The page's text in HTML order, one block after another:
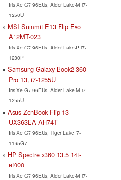
Iris Xe G7 96EUs, Alder Lake-M i7-
1250U
MSI Summit E13 Flip Evo
A12MT-023
Iris Xe G7 96EUs, Alder Lake-P i7-
1280P
Samsung Galaxy Book2 360
Pro 13, i7-1255U
Iris Xe G7 96EUs, Alder Lake-M i7-
1255U
Asus ZenBook Flip 13
UX363EA-AH74T
Iris Xe G7 96EUs, Tiger Lake i7-
1165G7
HP Spectre x360 13.5 14t-
ef000
Iris Xe G7 96EUs, Alder Lake-M i7-